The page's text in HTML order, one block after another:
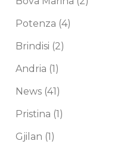
Potenza (4)
Brindisi (2)
Andria (1)
News (41)
Pristina (1)
Gjilan (1)